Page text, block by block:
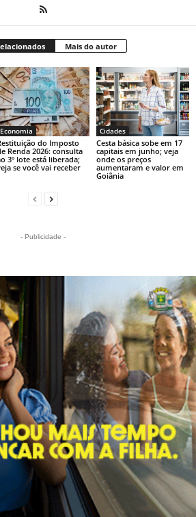
Mais do autor
Economia
do Imposto
Renda 2026: consulta
3º lote está liberada;
se você vai receber
Cidades
Cesta básica sobe em 17
capitais em junho; veja
onde os preços
aumentaram e valor em
Goiânia
- Publicidade -